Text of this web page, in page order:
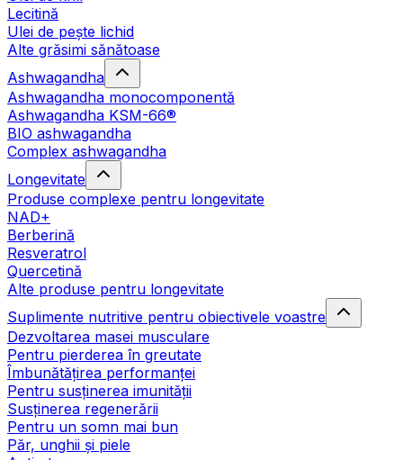
Lecitină
Ulei de pește lichid
Alte grăsimi sănătoase
Ashwagandha
Ashwagandha monocomponentă
Ashwagandha KSM-66®
BIO ashwagandha
Complex ashwagandha
Longevitate
Produse complexe pentru longevitate
NAD+
Berberină
Resveratrol
Quercetină
Alte produse pentru longevitate
Suplimente nutritive pentru obiectivele voastre
Dezvoltarea masei musculare
Pentru pierderea în greutate
Îmbunătățirea performanței
Pentru susținerea imunității
Susținerea regenerării
Pentru un somn mai bun
Păr, unghii și piele